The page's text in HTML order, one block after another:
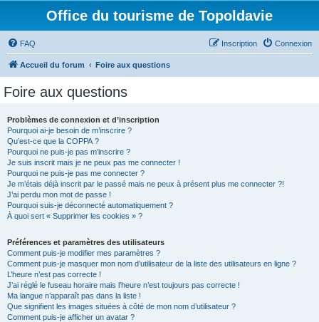
Office du tourisme de Topoldavie
FAQ Connexion
Inscription
Accueil du forum Foire aux questions
Foire aux questions
Problèmes de connexion et d’inscription
Pourquoi ai-je besoin de m’inscrire ?
Qu’est-ce que la COPPA ?
Pourquoi ne puis-je pas m’inscrire ?
Je suis inscrit mais je ne peux pas me connecter !
Pourquoi ne puis-je pas me connecter ?
Je m’étais déjà inscrit par le passé mais ne peux à présent plus me connecter ?!
J’ai perdu mon mot de passe !
Pourquoi suis-je déconnecté automatiquement ?
À quoi sert « Supprimer les cookies » ?
Préférences et paramètres des utilisateurs
Comment puis-je modifier mes paramètres ?
Comment puis-je masquer mon nom d’utilisateur de la liste des utilisateurs en ligne ?
L’heure n’est pas correcte !
J’ai réglé le fuseau horaire mais l’heure n’est toujours pas correcte !
Ma langue n’apparaît pas dans la liste !
Que signifient les images situées à côté de mon nom d’utilisateur ?
Comment puis-je afficher un avatar ?